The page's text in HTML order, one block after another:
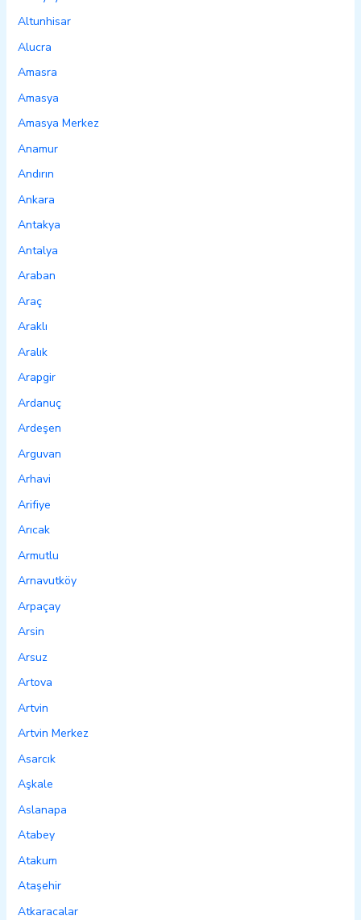
Altunhisar
Alucra
Amasra
Amasya
Amasya Merkez
Anamur
Andırın
Ankara
Antakya
Antalya
Araban
Araç
Araklı
Aralık
Arapgir
Ardanuç
Ardeşen
Arguvan
Arhavi
Arifiye
Arıcak
Armutlu
Arnavutköy
Arpaçay
Arsin
Arsuz
Artova
Artvin
Artvin Merkez
Asarcık
Aşkale
Aslanapa
Atabey
Atakum
Ataşehir
Atkaracalar